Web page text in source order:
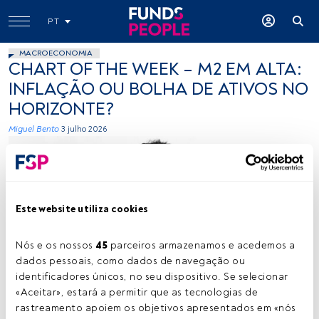
Este website utiliza cookies
Nós e os nossos 45 parceiros armazenamos e acedemos a
dados pessoais, como dados de navegação ou
identificadores únicos, no seu dispositivo. Se selecionar
«Aceitar», estará a permitir que as tecnologias de
rastreamento apoiem os objetivos apresentados em «nós
PT
MACROECONOMIA
CHART OF THE WEEK – M2 EM ALTA:
INFLAÇÃO OU BOLHA DE ATIVOS NO
HORIZONTE?
Miguel Bento 3 julho 2026
Miguel Bento. Créditos: Cedida (CORUM Asset Management)
Tempo de leitura:3 min.